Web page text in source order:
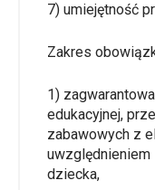
7) umiejętność
Zakres
1)
edukacyjnej,
zabawowych z
uwzględnieniem
dziecka,